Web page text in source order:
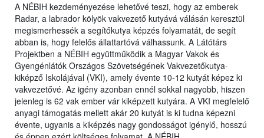
A NÉBIH kezdeményezése lehetővé teszi, hogy az emberek
Radar, a labrador kölyök vakvezető kutyává válásán keresztül
megismerhessék a segítőkutya képzés folyamatát, de segít
abban is, hogy felelős állattartóvá válhassunk. A Látótárs
Projektben a NÉBIH együttműködik a Magyar Vakok és
Gyengénlátók Országos Szövetségének Vakvezetőkutya-
kiképző Iskolájával (VKI), amely évente 10-12 kutyát képez ki
vakvezetővé. Az igény azonban ennél sokkal nagyobb, hiszen
jelenleg is 62 vak ember vár kiképzett kutyára. A VKI megfelelő
anyagi támogatás mellett akár 20 kutyát is ki tudna képezni
évente, ugyanis a kiképzés nagy gondosságot igénylő, hosszú